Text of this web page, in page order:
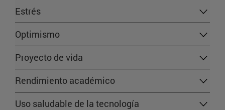
Estrés
Optimismo
Proyecto de vida
Rendimiento académico
Uso saludable de la tecnología